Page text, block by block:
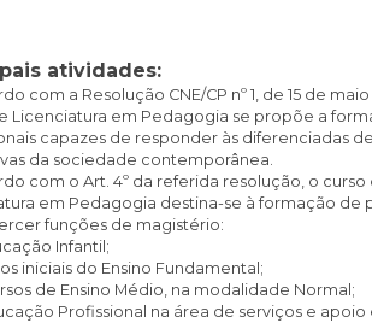
atividades:
com a Resolução CNE/CP nº 1, de 15 de
Licenciatura em Pedagogia se propõe a
capazes de responder às diferenciadas
da sociedade contemporânea.
com o Art. 4º da referida resolução, o curso
em Pedagogia destina-se à formação de
funções de magistério:
Infantil;
iniciais do Ensino Fundamental;
de Ensino Médio, na modalidade Normal;
Profissional na área de serviços e apoio